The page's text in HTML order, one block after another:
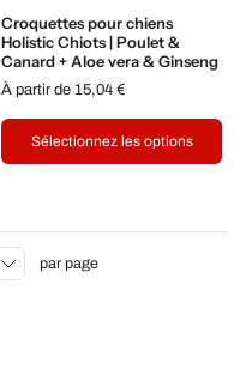
Croquettes pour chiens
Holistic Chiots | Poulet &
Canard + Aloe vera & Ginseng
À partir de 15,04 €
Sélectionnez les options
par page